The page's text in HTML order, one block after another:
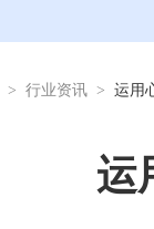
> 行业资讯 > 运用
运